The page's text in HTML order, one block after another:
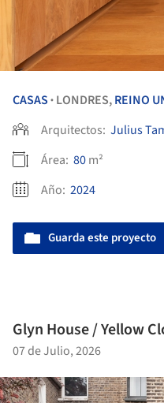
CASAS • LONDRES,REINO
Arquitectos: Julius
Área: 80m²
Año: 2024
Guarda este proyecto
Glyn House / Yellow
07 de Julio, 2026